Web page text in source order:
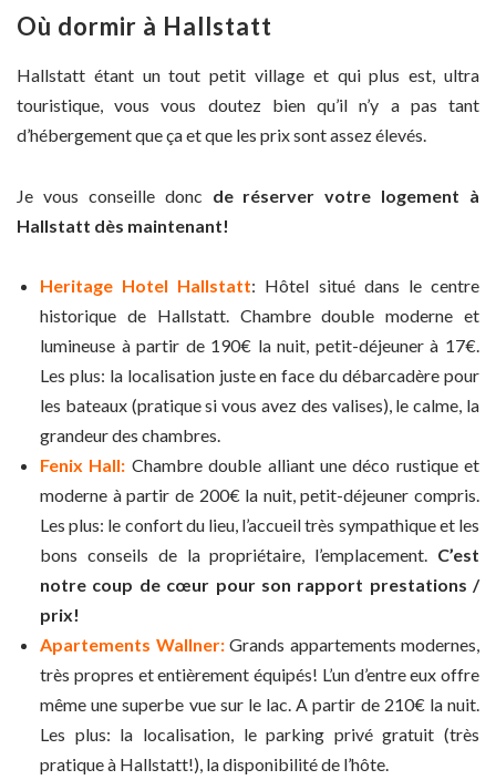
Où dormir à Hallstatt
Hallstatt étant un tout petit village et qui plus est, ultra
touristique, vous vous doutez bien qu’il n’y a pas tant
d’hébergement que ça et que les prix sont assez élevés.
Je vous conseille donc de réserver votre logement à
Hallstatt dès maintenant!
Heritage Hotel Hallstatt: Hôtel situé dans le centre
historique de Hallstatt. Chambre double moderne et
lumineuse à partir de 190€ la nuit, petit-déjeuner à 17€.
Les plus: la localisation juste en face du débarcadère pour
les bateaux (pratique si vous avez des valises), le calme, la
grandeur des chambres.
Fenix Hall: Chambre double alliant une déco rustique et
moderne à partir de 200€ la nuit, petit-déjeuner compris.
Les plus: le confort du lieu, l’accueil très sympathique et les
bons conseils de la propriétaire, l’emplacement. C’est
notre coup de cœur pour son rapport prestations /
prix!
Apartements Wallner: Grands appartements modernes,
très propres et entièrement équipés! L’un d’entre eux offre
même une superbe vue sur le lac. A partir de 210€ la nuit.
Les plus: la localisation, le parking privé gratuit (très
pratique à Hallstatt!), la disponibilité de l’hôte.